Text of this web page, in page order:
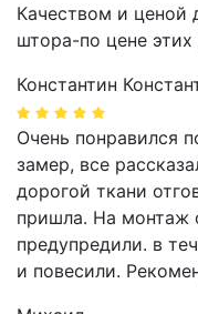
Качеством и ценой
штора-по цене
Константин
Очень понравился
замер, все
дорогой ткани
пришла. На монтаж
предупредили. в
и повесили.